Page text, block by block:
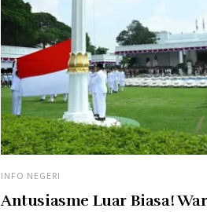
INFO NEGERI
Antusiasme Luar Biasa!